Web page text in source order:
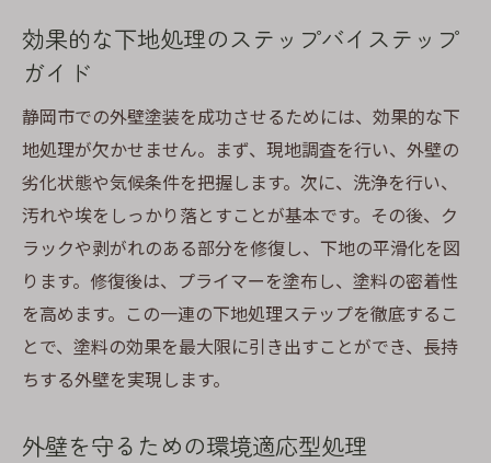
効果的な下地処理のステップバイステップ
ガイド
静岡市での外壁塗装を成功させるためには、効果的な下
地処理が欠かせません。まず、現地調査を行い、外壁の
劣化状態や気候条件を把握します。次に、洗浄を行い、
汚れや埃をしっかり落とすことが基本です。その後、ク
ラックや剥がれのある部分を修復し、下地の平滑化を図
ります。修復後は、プライマーを塗布し、塗料の密着性
を高めます。この一連の下地処理ステップを徹底するこ
とで、塗料の効果を最大限に引き出すことができ、長持
ちする外壁を実現します。
外壁を守るための環境適応型処理